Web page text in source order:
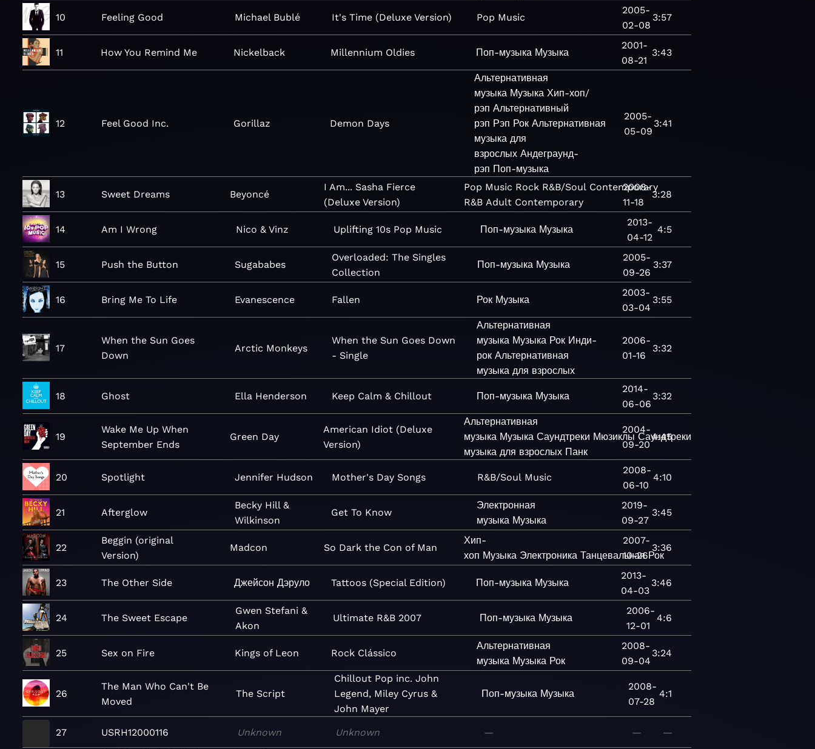
10 Feeling Good Michael Bublé It's Time (Deluxe Version) Pop Music
2005-
02-08
3:57
11 How You Remind Me Nickelback Millennium Oldies Поп-музыка Музыка
2001-
08-21
3:43
12 Feel Good Inc. Gorillaz Demon Days
Альтернативная
музыка Музыка Хип-хоп/
рэп Альтернативный
рэп Рэп Рок Альтернативная
музыка для
взрослых Андеграунд-
рэп Поп-музыка
2005-
05-09
3:41
13 Sweet Dreams Beyoncé
I Am... Sasha Fierce
(Deluxe Version)
Pop Music Rock R&B/Soul Contemporary
R&B Adult Contemporary
2008-
11-18
3:28
14 Am I Wrong Nico & Vinz Uplifting 10s Pop Music Поп-музыка Музыка
2013-
04-12
4:5
15 Push the Button Sugababes
Overloaded: The Singles
Collection
Поп-музыка Музыка
2005-
09-26
3:37
16 Bring Me To Life Evanescence Fallen Рок Музыка
2003-
03-04
3:55
17
When the Sun Goes
Down
Arctic Monkeys
When the Sun Goes Down
- Single
Альтернативная
музыка Музыка Рок Инди-
рок Альтернативная
музыка для взрослых
2006-
01-16
3:32
18 Ghost Ella Henderson Keep Calm & Chillout Поп-музыка Музыка
2014-
06-06
3:32
19
Wake Me Up When
September Ends
Green Day
American Idiot (Deluxe
Version)
Альтернативная
музыка Музыка Саундтреки Мюзиклы Саундтреки
музыка для взрослых Панк
2004-
09-20
4:45
20 Spotlight Jennifer Hudson Mother's Day Songs R&B/Soul Music
2008-
06-10
4:10
21 Afterglow
Becky Hill &
Wilkinson
Get To Know
Электронная
музыка Музыка
2019-
09-27
3:45
22
Beggin (original
Version)
Madcon So Dark the Con of Man
Хип-
хоп Музыка Электроника Танцевальная Рок
2007-
10-26
3:36
23 The Other Side Джейсон Дэруло Tattoos (Special Edition) Поп-музыка Музыка
2013-
04-03
3:46
24 The Sweet Escape
Gwen Stefani &
Akon
Ultimate R&B 2007 Поп-музыка Музыка
2006-
12-01
4:6
25 Sex on Fire Kings of Leon Rock Clássico
Альтернативная
музыка Музыка Рок
2008-
09-04
3:24
26
The Man Who Can't Be
Moved
The Script
Chillout Pop inc. John
Legend, Miley Cyrus &
John Mayer
Поп-музыка Музыка
2008-
07-28
4:1
27 USRH12000116 Unknown Unknown — — —